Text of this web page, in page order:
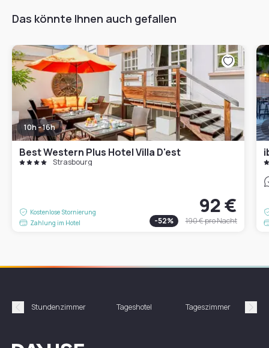
Das könnte Ihnen auch gefallen
10h - 16h
Best Western Plus Hotel Villa D'est
Strasbourg
Kostenlose Stornierung
Zahlung im Hotel
92 €
-52% 190 €pro Nacht
Précédent
Stundenzimmer Tageshotel Tageszimmer